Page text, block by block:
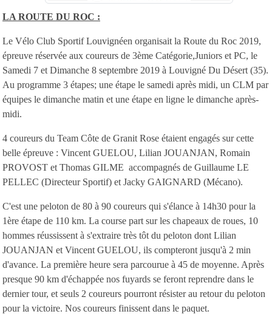
LA ROUTE DU ROC :
Le Vélo Club Sportif Louvignéen organisait la Route du Roc 2019,
épreuve réservée aux coureurs de 3ème Catégorie,Juniors et PC, le
Samedi 7 et Dimanche 8 septembre 2019 à Louvigné Du Désert (35).
Au programme 3 étapes; une étape le samedi après midi, un CLM par
équipes le dimanche matin et une étape en ligne le dimanche après-
midi.
4 coureurs du Team Côte de Granit Rose étaient engagés sur cette
belle épreuve : Vincent GUELOU, Lilian JOUANJAN, Romain
PROVOST et Thomas GILME accompagnés de Guillaume LE
PELLEC (Directeur Sportif) et Jacky GAIGNARD (Mécano).
C'est une peloton de 80 à 90 coureurs qui s'élance à 14h30 pour la
1ère étape de 110 km. La course part sur les chapeaux de roues, 10
hommes réussissent à s'extraire très tôt du peloton dont Lilian
JOUANJAN et Vincent GUELOU, ils compteront jusqu'à 2 min
d'avance. La première heure sera parcourue à 45 de moyenne. Après
presque 90 km d'échappée nos fuyards se feront reprendre dans le
dernier tour, et seuls 2 coureurs pourront résister au retour du peloton
pour la victoire. Nos coureurs finissent dans le paquet.